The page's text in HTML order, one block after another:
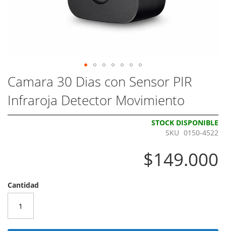
Camara 30 Dias con Sensor PIR
Infraroja Detector Movimiento
STOCK DISPONIBLE
SKU 0150-4522
$149.000
Cantidad
Skip
to
the
beginning
of